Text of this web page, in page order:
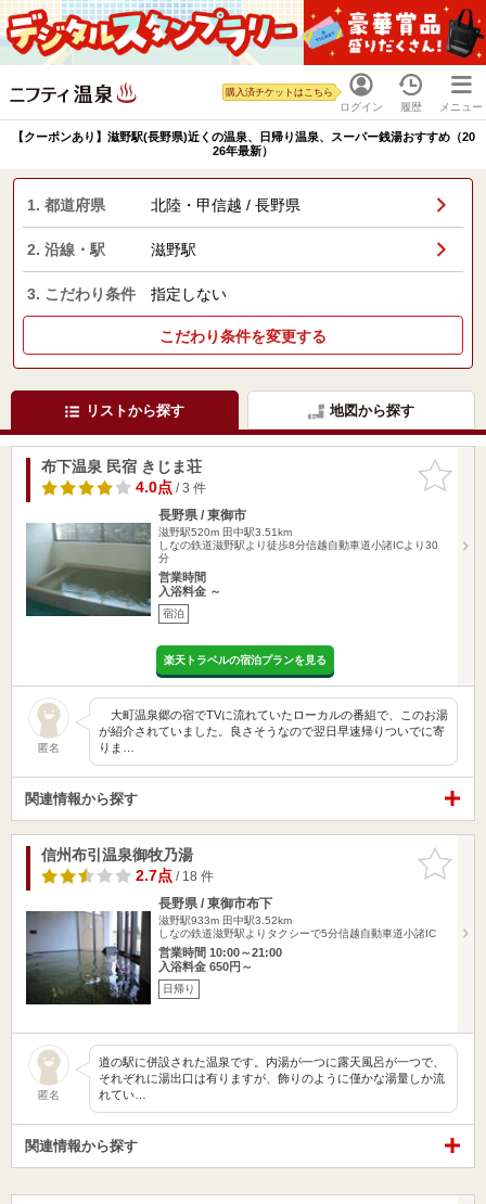
ログイン
購入済チケットはこちら
履歴 メニュー
【クーポンあり】滋野駅(長野県)近くの温泉、日帰り温泉、スーパー銭湯おすすめ（20
26年最新）
1. 都道府県 北陸・甲信越 / 長野県
2. 沿線・駅 滋野駅
3. こだわり条件 指定しない
こだわり条件を変更する
リストから探す 地図から探す
お気に入
りに追加
布下温泉 民宿 きじま荘
4.0点/ 3 件
長野県 / 東御市
滋野駅520m 田中駅3.51km
しなの鉄道滋野駅より徒歩8分信越自動車道小諸ICより30
分
営業時間
入浴料金 ～
宿泊
楽天トラベルの宿泊プランを見る
匿名
大町温泉郷の宿でTVに流れていたローカルの番組で、このお湯
が紹介されていました。良さそうなので翌日早速帰りついでに寄
りま…
関連情報から探す
お気に入
りに追加
信州布引温泉御牧乃湯
2.7点/ 18 件
長野県 / 東御市布下
滋野駅933m 田中駅3.52km
しなの鉄道滋野駅よりタクシーで5分信越自動車道小諸IC
営業時間 10:00～21:00
入浴料金 650円～
日帰り
匿名
道の駅に併設された温泉です。内湯が一つに露天風呂が一つで、
それぞれに湯出口は有りますが、飾りのように僅かな湯量しか流
れてい…
関連情報から探す